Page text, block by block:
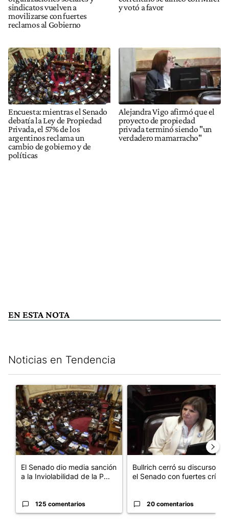
sindicatos vuelven a
movilizarse con fuertes
reclamos al Gobierno
y votó a favor
Encuesta: mientras el Senado
debatía la Ley de Propiedad
Privada, el 57% de los
argentinos reclama un
cambio de gobierno y de
políticas
Alejandra Vigo afirmó que el
proyecto de propiedad
privada terminó siendo "un
verdadero mamarracho"
EN ESTA NOTA
Noticias en Tendencia
Un artículo de tendencia con el título "El Senado dio media
El Senado dio media sanción
a la Inviolabilidad de la P...
125 comentarios
Un artículo de tendencia
Bullrich cerró su discurso en
el Senado con fuertes crí...
20 comentarios